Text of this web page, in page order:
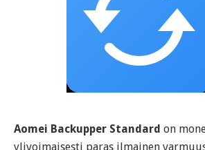
Aomei Backupper Standard on
ylivoimaisesti paras ilmainen